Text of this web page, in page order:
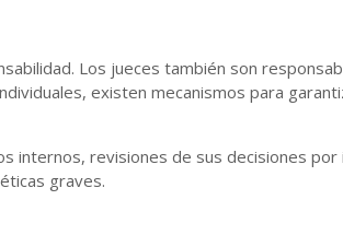
Los jueces también son
existen mecanismos para
internos, revisiones de sus decisiones
graves.